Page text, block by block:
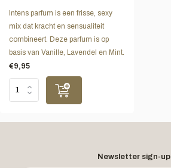
Intens parfum is een frisse, sexy
mix dat kracht en sensualiteit
combineert. Deze parfum is op
basis van Vanille, Lavendel en Mint.
€9,95
Newsletter sign-up